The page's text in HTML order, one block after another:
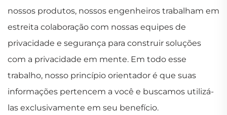
nossos produtos, nossos engenheiros trabalham em
estreita colaboração com nossas equipes de
privacidade e segurança para construir soluções
com a privacidade em mente. Em todo esse
trabalho, nosso princípio orientador é que suas
informações pertencem a você e buscamos utilizá-
las exclusivamente em seu benefício.